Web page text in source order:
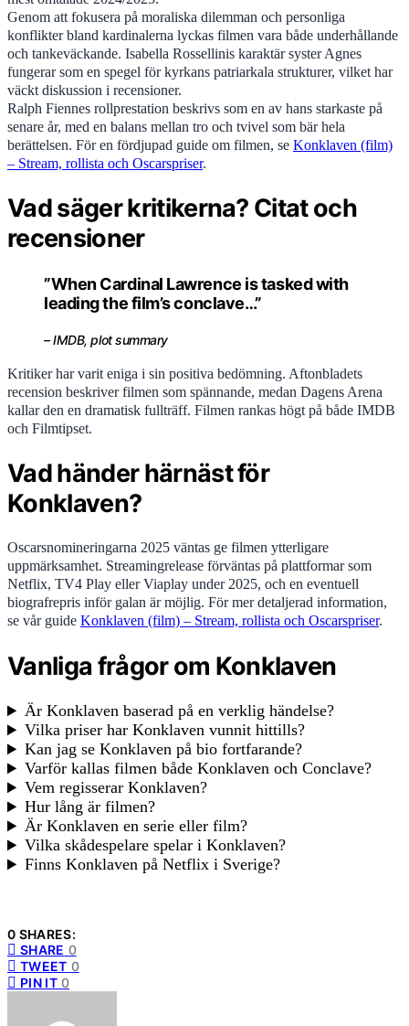
Genom att fokusera på moraliska dilemman och personliga
konflikter bland kardinalerna lyckas filmen vara både underhållande
och tankeväckande. Isabella Rossellinis karaktär syster Agnes
fungerar som en spegel för kyrkans patriarkala strukturer, vilket har
väckt diskussion i recensioner.
Ralph Fiennes rollprestation beskrivs som en av hans starkaste på
senare år, med en balans mellan tro och tvivel som bär hela
berättelsen. För en fördjupad guide om filmen, se Konklaven (film)
– Stream, rollista och Oscarspriser.
Vad säger kritikerna? Citat och
recensioner
”When Cardinal Lawrence is tasked with
leading the film’s conclave…”
– IMDB, plot summary
Kritiker har varit eniga i sin positiva bedömning. Aftonbladets
recension beskriver filmen som spännande, medan Dagens Arena
kallar den en dramatisk fullträff. Filmen rankas högt på både IMDB
och Filmtipset.
Vad händer härnäst för
Konklaven?
Oscarsnomineringarna 2025 väntas ge filmen ytterligare
uppmärksamhet. Streamingrelease förväntas på plattformar som
Netflix, TV4 Play eller Viaplay under 2025, och en eventuell
biografrepris inför galan är möjlig. För mer detaljerad information,
se vår guide Konklaven (film) – Stream, rollista och Oscarspriser.
Vanliga frågor om Konklaven
Är Konklaven baserad på en verklig händelse?
Vilka priser har Konklaven vunnit hittills?
Kan jag se Konklaven på bio fortfarande?
Varför kallas filmen både Konklaven och Conclave?
Vem regisserar Konklaven?
Hur lång är filmen?
Är Konklaven en serie eller film?
Vilka skådespelare spelar i Konklaven?
Finns Konklaven på Netflix i Sverige?
0 SHARES:
SHARE 0
TWEET 0
PIN IT 0